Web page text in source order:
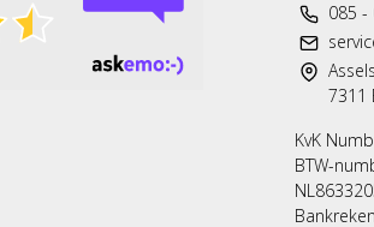
085 -
7311
KvK
BTW-
Telefoon
T: 085 - 070
Whatsapp
06 83 50 67 66